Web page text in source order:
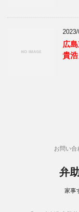
広
貴
お問い合
弁
家事